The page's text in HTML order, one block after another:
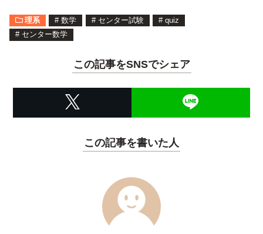
理系 # 数学 # センター試験 # quiz
# センター数学
この記事をSNSでシェア
この記事を書いた人